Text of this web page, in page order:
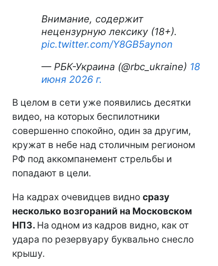
Внимание, содержит
нецензурную лексику (18+).
pic.twitter.com/Y8GB5aynon
— РБК-Украина (@rbc_ukraine) 18
июня 2026 г.
В целом в сети уже появились десятки
видео, на которых беспилотники
совершенно спокойно, один за другим,
кружат в небе над столичным регионом
РФ под аккомпанемент стрельбы и
попадают в цели.
На кадрах очевидцев видно сразу
несколько возгораний на Московском
НПЗ. На одном из кадров видно, как от
удара по резервуару буквально снесло
крышу.